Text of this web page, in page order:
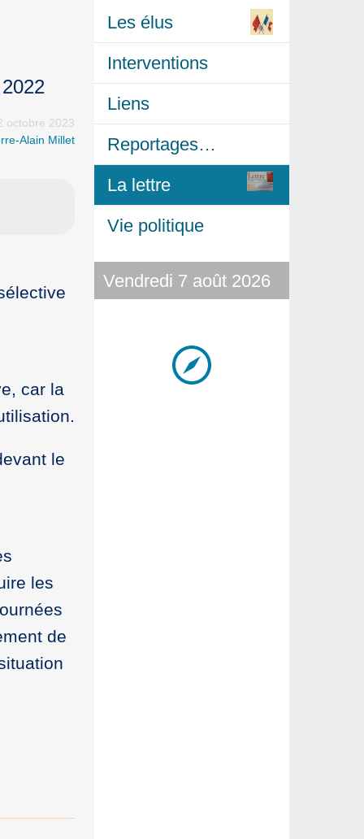
octobre 2023
Alain Millet
car la
le
les
de
Les élus
Interventions
Liens
Reportages…
La lettre
Vie politique
Vendredi 7 août 2026